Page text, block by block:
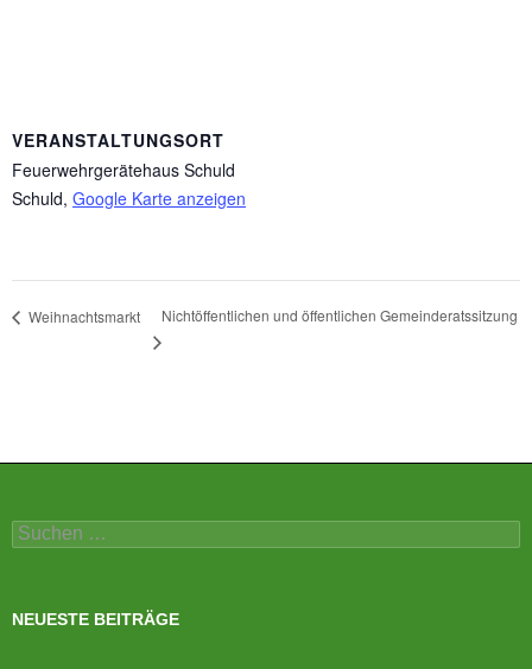
VERANSTALTUNGSORT
Feuerwehrgerätehaus Schuld
Schuld, Google Karte anzeigen
Weihnachtsmarkt Nichtöffentlichen und öffentlichen Gemeinderatssitzung
Suchen
nach:
NEUESTE BEITRÄGE